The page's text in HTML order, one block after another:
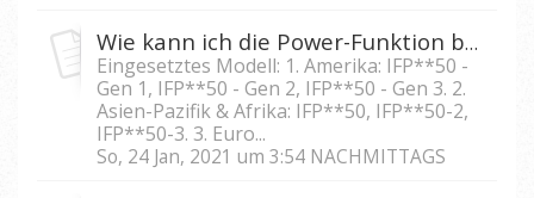
Wie kann ich die Power-Funktion bei IFP5550/IFP6550/IFP 7550/IFP8650 sperren?
Eingesetztes Modell: 1. Amerika: IFP**50 -
Gen 1, IFP**50 - Gen 2, IFP**50 - Gen 3. 2.
Asien-Pazifik & Afrika: IFP**50, IFP**50-2,
IFP**50-3. 3. Euro...
So, 24 Jan, 2021 um 3:54 NACHMITTAGS